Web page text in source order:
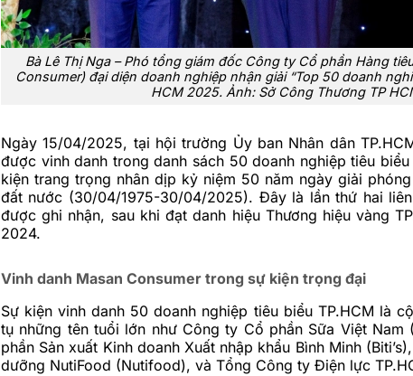
Bà Lê Thị Nga – Phó tổng giám đốc Công ty Cổ phần Hàng
Consumer) đại diện doanh nghiệp nhận giải “Top 50 doanh
HCM 2025. Ảnh: Sở Công Thương TP
Ngày 15/04/2025, tại hội trường Ủy ban Nhân dân
được vinh danh trong danh sách 50 doanh nghiệp tiêu
kiện trang trọng nhân dịp kỷ niệm 50 năm ngày giải
đất nước (30/04/1975-30/04/2025). Đây là lần thứ hai
được ghi nhận, sau khi đạt danh hiệu Thương hiệu vàng
2024.
Vinh danh Masan Consumer trong sự kiện trọng đại
Sự kiện vinh danh 50 doanh nghiệp tiêu biểu TP.HCM là
tụ những tên tuổi lớn như Công ty Cổ phần Sữa Việt Nam
phần Sản xuất Kinh doanh Xuất nhập khẩu Bình Minh
dưỡng NutiFood (Nutifood), và Tổng Công ty Điện lực